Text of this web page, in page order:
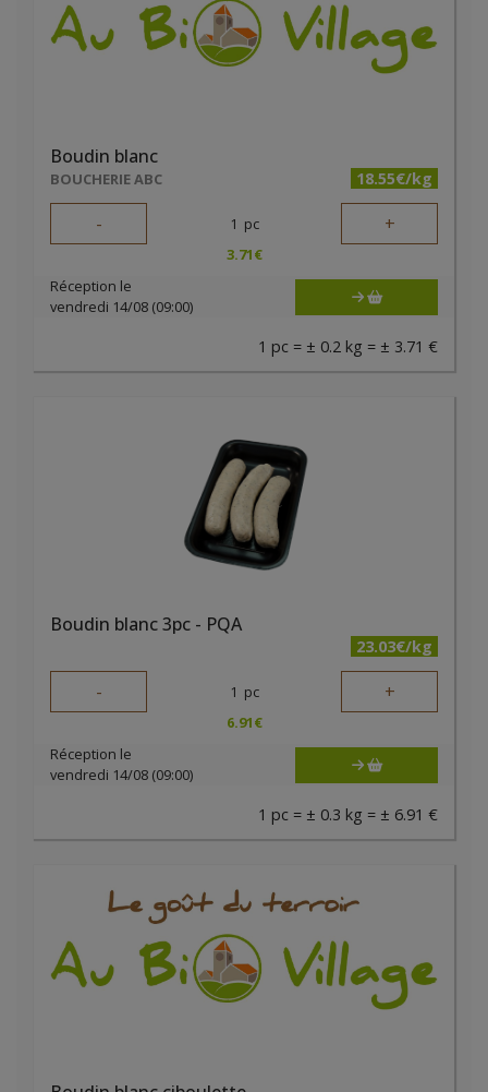
Boudin blanc
BOUCHERIE ABC 18.55€/kg
- 1 pc +
3.71€
Réception le
vendredi 14/08 (09:00)
1 pc = ± 0.2 kg = ± 3.71 €
Boudin blanc 3pc - PQA
23.03€/kg
- 1 pc +
6.91€
Réception le
vendredi 14/08 (09:00)
1 pc = ± 0.3 kg = ± 6.91 €